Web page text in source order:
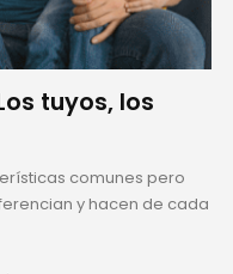
tuyos, los
comunes pero
y hacen de cada